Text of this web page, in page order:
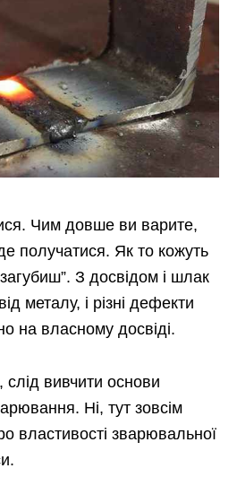
Чим довше ви варите,
получатися. Як то кожуть
З досвідом і шлак
металу, і різні дефекти
на власному досвіді.
вивчити основи
Ні, тут зовсім
властивості зварювальної